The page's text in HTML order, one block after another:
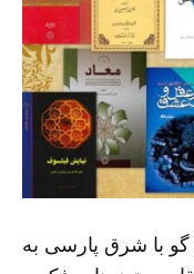
گو با شرق پارسی به